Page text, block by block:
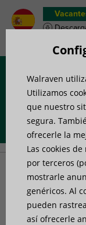
Portada»Gracias
Walraven
Utilizamos
que nuestro
segura.
ofrecerle la
Las cookies
por terceros
mostrarle
genéricos. Al
pueden
así ofrecerle